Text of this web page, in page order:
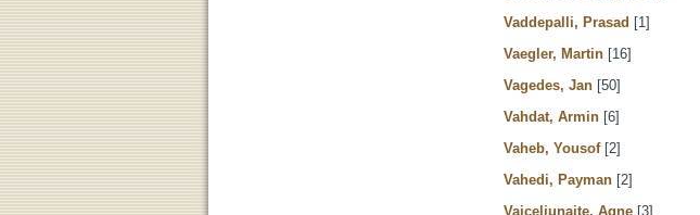
Vaddepalli, Prasad [1]
Vaegler, Martin [16]
Vagedes, Jan [50]
Vahdat, Armin [6]
Vaheb, Yousof[2]
Vahedi, Payman [2]
Vaiceliunaite, Agne [3]